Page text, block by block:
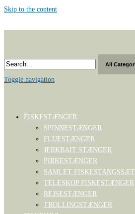
Skip to the content
Toggle navigation
FISKESTÆNGER
SPINNESTÆNGER
FLUESTÆNGER
JERKBAIT STÆNGER
PIRKESTÆNGER
SAMLET FISKESTANGSSÆT
TELESKOP FISKESTÆNGER
REJSESTÆNGER
TROLLINGSTÆNGER